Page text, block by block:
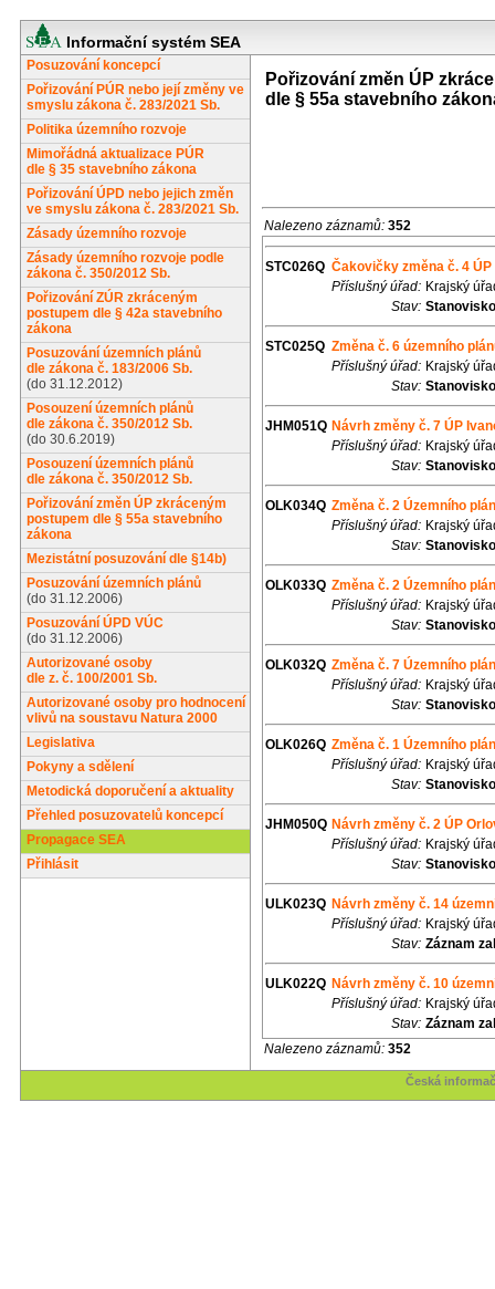
Informační systém SEA
Posuzování koncepcí
Pořizování PÚR nebo její změny ve
smyslu zákona č. 283/2021 Sb.
Politika územního rozvoje
Mimořádná aktualizace PÚR
dle § 35 stavebního zákona
Pořizování ÚPD nebo jejich změn
ve smyslu zákona č. 283/2021 Sb.
Zásady územního rozvoje
Zásady územního rozvoje podle
zákona č. 350/2012 Sb.
Pořizování ZÚR zkráceným
postupem dle § 42a stavebního
zákona
Posuzování územních plánů
dle zákona č. 183/2006 Sb.
(do 31.12.2012)
Posouzení územních plánů
dle zákona č. 350/2012 Sb.
(do 30.6.2019)
Posouzení územních plánů
dle zákona č. 350/2012 Sb.
Pořizování změn ÚP zkráceným
postupem dle § 55a stavebního
zákona
Mezistátní posuzování dle §14b)
Posuzování územních plánů
(do 31.12.2006)
Posuzování ÚPD VÚC
(do 31.12.2006)
Autorizované osoby
dle z. č. 100/2001 Sb.
Autorizované osoby pro hodnocení
vlivů na soustavu Natura 2000
Legislativa
Pokyny a sdělení
Metodická doporučení a aktuality
Přehled posuzovatelů koncepcí
Propagace SEA
Přihlásit
Pořizování změn ÚP
dle § 55a stavebního
Nalezeno záznamů: 352
STC026Q Čakovičky změna č. 4 ÚP
Příslušný úřad: Krajský
Stav:
STC025Q Změna č. 6 územního
Příslušný úřad: Krajský
Stav:
JHM051Q Návrh změny č. 7 ÚP
Příslušný úřad: Krajský
Stav:
OLK034Q Změna č. 2 Územního
Příslušný úřad: Krajský
Stav:
OLK033Q Změna č. 2 Územního
Příslušný úřad: Krajský
Stav:
OLK032Q Změna č. 7 Územního
Příslušný úřad: Krajský
Stav:
OLK026Q Změna č. 1 Územního
Příslušný úřad: Krajský
Stav:
JHM050Q Návrh změny č. 2 ÚP
Příslušný úřad: Krajský
Stav:
ULK023Q Návrh změny č. 14
Příslušný úřad: Krajský
Stav: Záznam
ULK022Q Návrh změny č. 10
Příslušný úřad: Krajský
Stav: Záznam
Nalezeno záznamů: 352
Česká